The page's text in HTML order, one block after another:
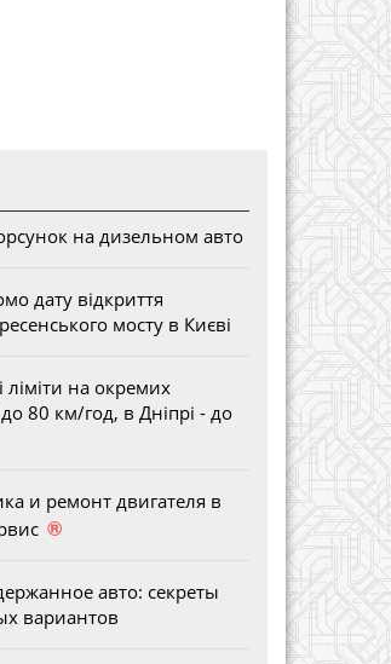
на дизельном авто
дату відкриття
мосту в Києві
ліміти на окремих
80 км/год, в Дніпрі - до
и ремонт двигателя в
®
авто: секреты
вариантов